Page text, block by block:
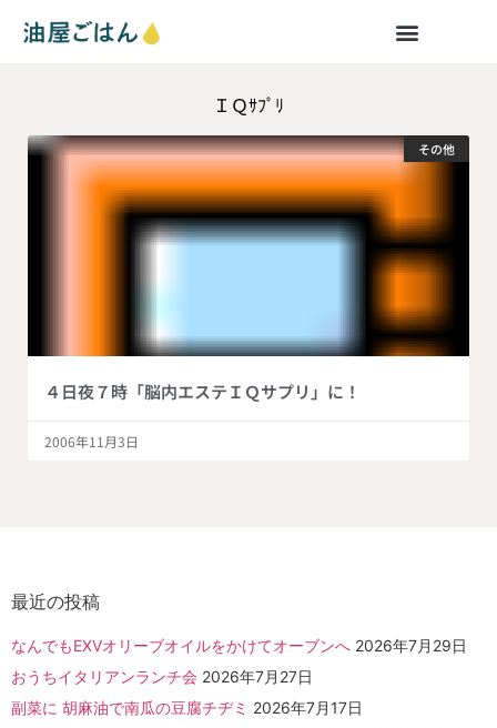
ＩＱｻﾌﾟﾘ
その他
４日夜７時「脳内エステＩＱサプリ」に！
2006年11月3日
最近の投稿
なんでもEXVオリーブオイルをかけてオーブンへ 2026年7月29日
おうちイタリアンランチ会 2026年7月27日
副菜に 胡麻油で南瓜の豆腐チヂミ 2026年7月17日